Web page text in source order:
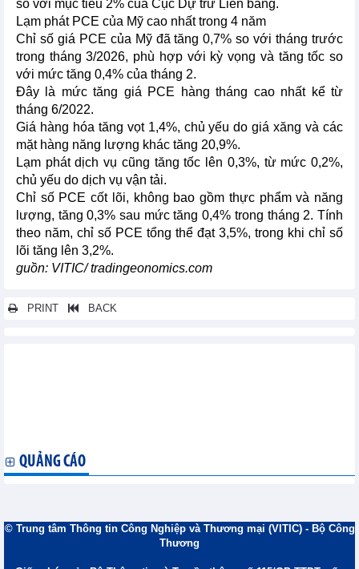
so với mục tiêu 2% của Cục Dự trữ Liên bang.
Lạm phát PCE của Mỹ cao nhất trong 4 năm
Chỉ số giá PCE của Mỹ đã tăng 0,7% so với tháng trước
trong tháng 3/2026, phù hợp với kỳ vọng và tăng tốc so
với mức tăng 0,4% của tháng 2.
Đây là mức tăng giá PCE hàng tháng cao nhất kể từ
tháng 6/2022.
Giá hàng hóa tăng vọt 1,4%, chủ yếu do giá xăng và các
mặt hàng năng lượng khác tăng 20,9%.
Lạm phát dịch vụ cũng tăng tốc lên 0,3%, từ mức 0,2%,
chủ yếu do dịch vụ vận tải.
Chỉ số PCE cốt lõi, không bao gồm thực phẩm và năng
lượng, tăng 0,3% sau mức tăng 0,4% trong tháng 2. Tính
theo năm, chỉ số PCE tổng thể đạt 3,5%, trong khi chỉ số
lõi tăng lên 3,2%.
guồn: VITIC/ tradingeonomics.com
PRINT BACK
QUẢNG CÁO
© Trung tâm Thông tin Công Nghiệp và Thương mại (VITIC) - Bộ Công
Thương